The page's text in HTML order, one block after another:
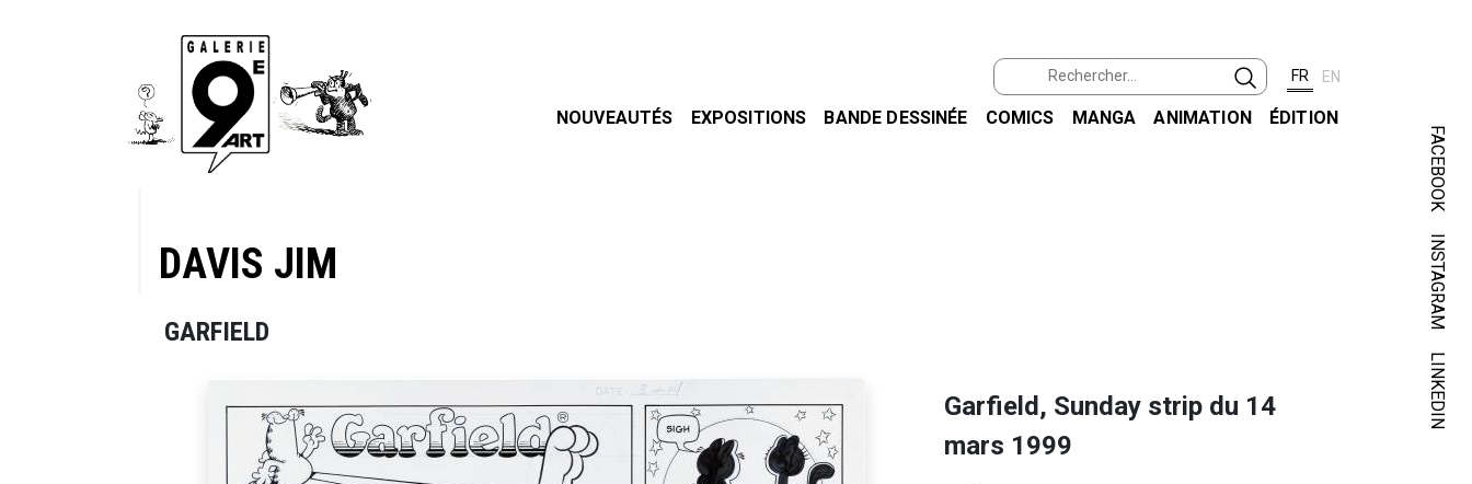
FR EN
NOUVEAUTÉS EXPOSITIONS BANDE DESSINÉE COMICS MANGA ANIMATION ÉDITION
FACEBOOK
INSTAGRAM
LINKEDIN
DAVIS JIM
GARFIELD
Garfield, Sunday strip du 14
mars 1999